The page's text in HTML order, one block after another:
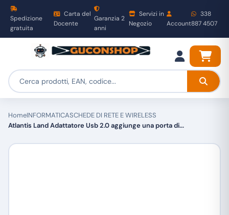
Spedizione
gratuita
Carta del
Docente
Garanzia 2
anni
Servizi in
Negozio
Account
338
887 4507
HomeINFORMATICASCHEDE DI RETE E WIRELESS
Atlantis Land Adattatore Usb 2.0 aggiunge una porta di...